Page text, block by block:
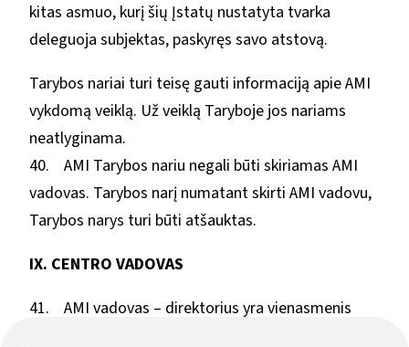
kitas asmuo, kurį šių Įstatų nustatyta tvarka
deleguoja subjektas, paskyręs savo atstovą.
Tarybos nariai turi teisę gauti informaciją apie AMI
vykdomą veiklą. Už veiklą Taryboje jos nariams
neatlyginama.
40. AMI Tarybos nariu negali būti skiriamas AMI
vadovas. Tarybos narį numatant skirti AMI vadovu,
Tarybos narys turi būti atšauktas.
IX. CENTRO VADOVAS
41. AMI vadovas – direktorius yra vienasmenis